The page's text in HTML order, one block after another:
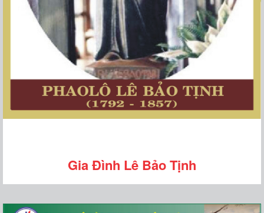
Gia Đình Lê Bảo Tịnh